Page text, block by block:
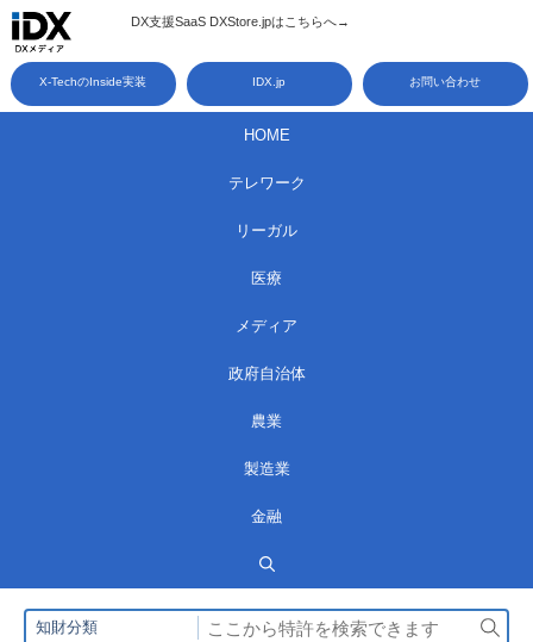
コ
ン
テ
DX支援SaaS DXStore.jpはこちらへ→​
X-TechのInside実装 IDX.jp お問い合わせ
HOME
テレワーク
リーガル
医療
メディア
政府自治体
農業
製造業
金融
知財分類
検
索